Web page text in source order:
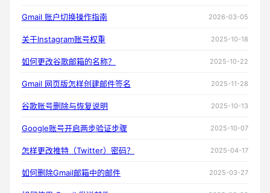
Gmail 账户切换操作指南 2026-03-05
关于Instagram账号权重 2025-10-18
如何更改谷歌邮箱的名称？ 2025-10-22
Gmail 网页版怎样创建邮件签名 2025-11-28
谷歌账号删除与恢复说明 2025-10-13
Google账号开启两步验证步骤 2025-10-07
怎样更改推特（Twitter）密码？ 2025-04-17
如何删除Gmail邮箱中的邮件 2025-03-27